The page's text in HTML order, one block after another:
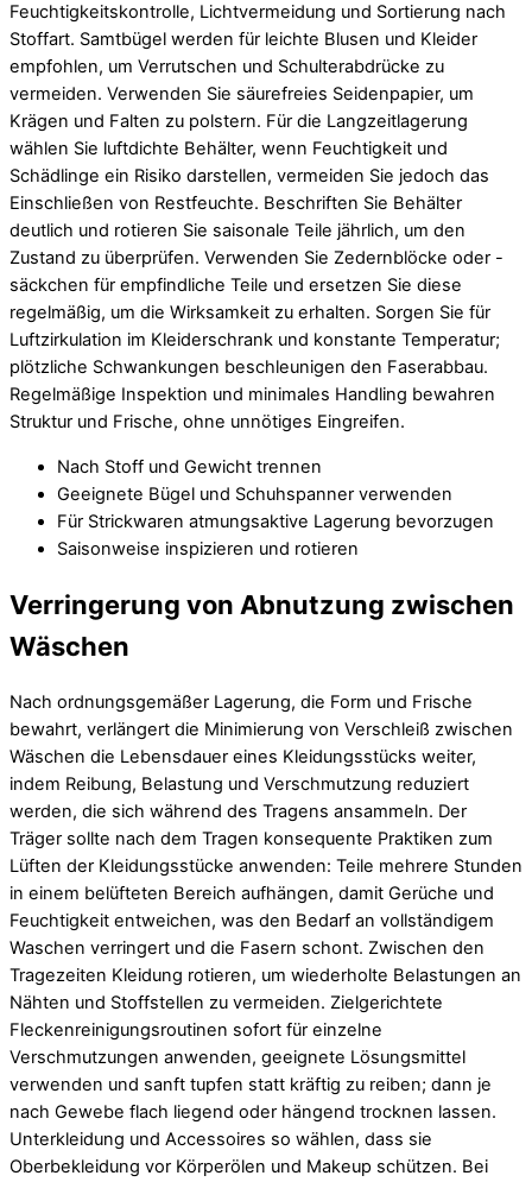
Feuchtigkeitskontrolle, Lichtvermeidung und Sortierung nach
Stoffart. Samtbügel werden für leichte Blusen und Kleider
empfohlen, um Verrutschen und Schulterabdrücke zu
vermeiden. Verwenden Sie säurefreies Seidenpapier, um
Krägen und Falten zu polstern. Für die Langzeitlagerung
wählen Sie luftdichte Behälter, wenn Feuchtigkeit und
Schädlinge ein Risiko darstellen, vermeiden Sie jedoch das
Einschließen von Restfeuchte. Beschriften Sie Behälter
deutlich und rotieren Sie saisonale Teile jährlich, um den
Zustand zu überprüfen. Verwenden Sie Zedernblöcke oder -
säckchen für empfindliche Teile und ersetzen Sie diese
regelmäßig, um die Wirksamkeit zu erhalten. Sorgen Sie für
Luftzirkulation im Kleiderschrank und konstante Temperatur;
plötzliche Schwankungen beschleunigen den Faserabbau.
Regelmäßige Inspektion und minimales Handling bewahren
Struktur und Frische, ohne unnötiges Eingreifen.
Nach Stoff und Gewicht trennen
Geeignete Bügel und Schuhspanner verwenden
Für Strickwaren atmungsaktive Lagerung bevorzugen
Saisonweise inspizieren und rotieren
Verringerung von Abnutzung zwischen
Wäschen
Nach ordnungsgemäßer Lagerung, die Form und Frische
bewahrt, verlängert die Minimierung von Verschleiß zwischen
Wäschen die Lebensdauer eines Kleidungsstücks weiter,
indem Reibung, Belastung und Verschmutzung reduziert
werden, die sich während des Tragens ansammeln. Der
Träger sollte nach dem Tragen konsequente Praktiken zum
Lüften der Kleidungsstücke anwenden: Teile mehrere Stunden
in einem belüfteten Bereich aufhängen, damit Gerüche und
Feuchtigkeit entweichen, was den Bedarf an vollständigem
Waschen verringert und die Fasern schont. Zwischen den
Tragezeiten Kleidung rotieren, um wiederholte Belastungen an
Nähten und Stoffstellen zu vermeiden. Zielgerichtete
Fleckenreinigungsroutinen sofort für einzelne
Verschmutzungen anwenden, geeignete Lösungsmittel
verwenden und sanft tupfen statt kräftig zu reiben; dann je
nach Gewebe flach liegend oder hängend trocknen lassen.
Unterkleidung und Accessoires so wählen, dass sie
Oberbekleidung vor Körperölen und Makeup schützen. Bei